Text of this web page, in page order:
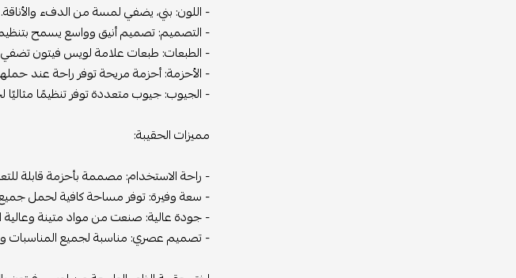
- اللون: بني، يضفي لمسة من الدفء والأناقة.
- التصميم: تصميم أنيق وواسع يسمح بتنظيم
- الطبعات: طبعات علامة لويس فيتون تضفي
- الأحزمة: أحزمة مريحة توفر راحة عند حملها
- الجيوب: جيوب متعددة توفر تنظيمًا مثاليًا
مميزات الحقيبة:
- راحة الاستخدام: مصممة بأحزمة قابلة
- سعة وفيرة: توفر مساحة كافية لحمل جميع
- جودة عالية: صنعت من مواد متينة وعالية
- تصميم عصري: مناسبة لجميع المناسبات